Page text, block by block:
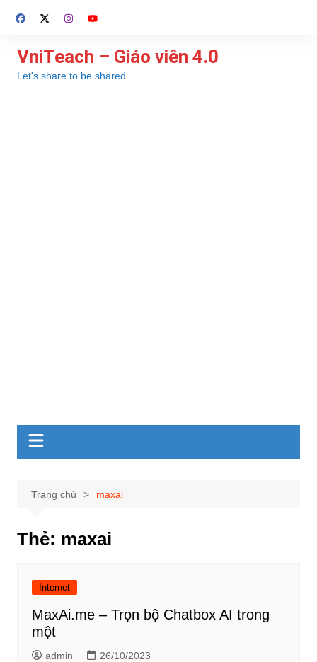
đến
dung
VniTeach – Giáo viên 4.0
Let's share to be shared
Trang chủ maxai
Thẻ: maxai
Internet
MaxAi.me – Trọn bộ Chatbox AI trong
một
admin 26/10/2023